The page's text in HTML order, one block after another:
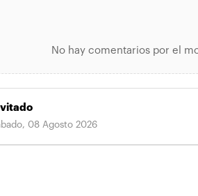
No hay comentarios por el
08 Agosto 2026